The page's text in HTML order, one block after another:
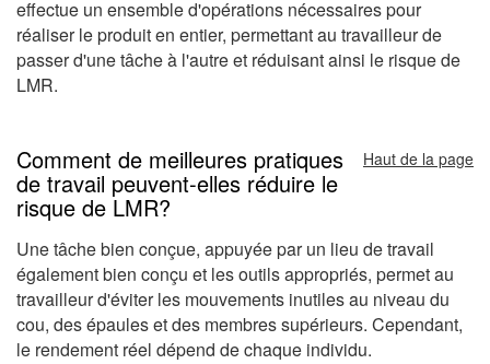
effectue un ensemble d'opérations nécessaires pour
réaliser le produit en entier, permettant au travailleur de
passer d'une tâche à l'autre et réduisant ainsi le risque de
LMR.
Comment de meilleures pratiques
de travail peuvent-elles réduire le
risque de LMR?
Haut de la page
Une tâche bien conçue, appuyée par un lieu de travail
également bien conçu et les outils appropriés, permet au
travailleur d'éviter les mouvements inutiles au niveau du
cou, des épaules et des membres supérieurs. Cependant,
le rendement réel dépend de chaque individu.